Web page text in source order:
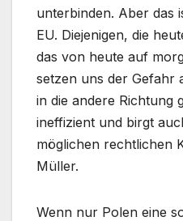
unterbinden. Aber das
EU. Diejenigen, die
das von heute auf
setzen uns der Gefahr
in die andere Richtung
ineffizient und birgt
möglichen rechtlichen
Müller.
Wenn nur Polen eine